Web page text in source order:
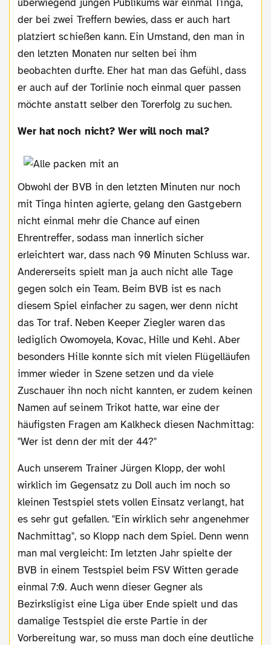
überwiegend jungen Publikums war einmal Tinga,
der bei zwei Treffern bewies, dass er auch hart
platziert schießen kann. Ein Umstand, den man in
den letzten Monaten nur selten bei ihm
beobachten durfte. Eher hat man das Gefühl, dass
er auch auf der Torlinie noch einmal quer passen
möchte anstatt selber den Torerfolg zu suchen.
Wer hat noch nicht? Wer will noch mal?
Obwohl der BVB in den letzten Minuten nur noch
mit Tinga hinten agierte, gelang den Gastgebern
nicht einmal mehr die Chance auf einen
Ehrentreffer, sodass man innerlich sicher
erleichtert war, dass nach 90 Minuten Schluss war.
Andererseits spielt man ja auch nicht alle Tage
gegen solch ein Team. Beim BVB ist es nach
diesem Spiel einfacher zu sagen, wer denn nicht
das Tor traf. Neben Keeper Ziegler waren das
lediglich Owomoyela, Kovac, Hille und Kehl. Aber
besonders Hille konnte sich mit vielen Flügelläufen
immer wieder in Szene setzen und da viele
Zuschauer ihn noch nicht kannten, er zudem keinen
Namen auf seinem Trikot hatte, war eine der
häufigsten Fragen am Kalkheck diesen Nachmittag:
"Wer ist denn der mit der 44?"
Auch unserem Trainer Jürgen Klopp, der wohl
wirklich im Gegensatz zu Doll auch im noch so
kleinen Testspiel stets vollen Einsatz verlangt, hat
es sehr gut gefallen. "Ein wirklich sehr angenehmer
Nachmittag", so Klopp nach dem Spiel. Denn wenn
man mal vergleicht: Im letzten Jahr spielte der
BVB in einem Testspiel beim FSV Witten gerade
einmal 7:0. Auch wenn dieser Gegner als
Bezirksligist eine Liga über Ende spielt und das
damalige Testspiel die erste Partie in der
Vorbereitung war, so muss man doch eine deutliche